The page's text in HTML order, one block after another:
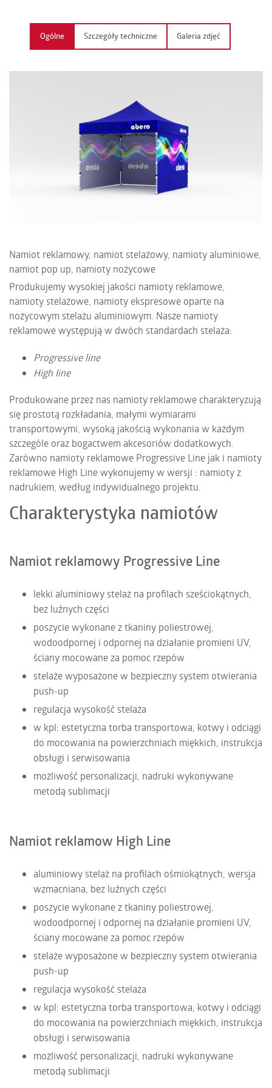
Ogólne Szczegóły techniczne Galeria zdjęć
Namiot reklamowy, namiot stelażowy, namioty aluminiowe,
namiot pop up, namioty nożycowe
Produkujemy wysokiej jakości namioty reklamowe,
namioty stelażowe, namioty ekspresowe oparte na
nożycowym stelażu aluminiowym. Nasze namioty
reklamowe występują w dwóch standardach stelaża:
Progressive line
High line
Produkowane przez nas namioty reklamowe charakteryzują
się prostotą rozkładania, małymi wymiarami
transportowymi, wysoką jakością wykonania w każdym
szczególe oraz bogactwem akcesoriów dodatkowych.
Zarówno namioty reklamowe Progressive Line jak i namioty
reklamowe High Line wykonujemy w wersji : namioty z
nadrukiem, według indywidualnego projektu.
Charakterystyka namiotów
Namiot reklamowy Progressive Line
lekki aluminiowy stelaż na profilach sześciokątnych,
bez luźnych części
poszycie wykonane z tkaniny poliestrowej,
wodoodpornej i odpornej na działanie promieni UV,
ściany mocowane za pomoc rzepów
stelaże wyposażone w bezpieczny system otwierania
push-up
regulacja wysokość stelaża
w kpl: estetyczna torba transportowa, kotwy i odciągi
do mocowania na powierzchniach miękkich, instrukcja
obsługi i serwisowania
możliwość personalizacji, nadruki wykonywane
metodą sublimacji
Namiot reklamow High Line
aluminiowy stelaż na profilach ośmiokątnych, wersja
wzmacniana, bez luźnych części
poszycie wykonane z tkaniny poliestrowej,
wodoodpornej i odpornej na działanie promieni UV,
ściany mocowane za pomoc rzepów
stelaże wyposażone w bezpieczny system otwierania
push-up
regulacja wysokość stelaża
w kpl: estetyczna torba transportowa, kotwy i odciągi
do mocowania na powierzchniach miękkich, instrukcja
obsługi i serwisowania
możliwość personalizacji, nadruki wykonywane
metodą sublimacji